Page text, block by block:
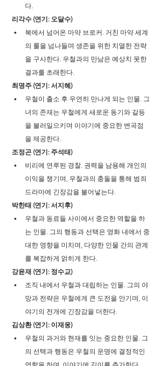
다.
리각수 (연기: 오달수)
북에서 넘어온 마약 브로커. 거친 마약 세계
의 룰을 넘나들며 생존을 위한 치열한 전략
을 구사한다. 우철과의 만남은 예상치 못한
결과를 초래한다.
최명주 (연기: 서지혜)
우철이 출소 후 우연히 만나게 되는 인물. 그
녀의 존재는 우철에게 새로운 동기와 갈등
을 불러일으키며 이야기에 중요한 변곡점
을 제공한다.
조정곤 (연기: 주석태)
비리에 연루된 경찰. 권력을 남용해 개인의
이익을 챙기며, 우철과의 충돌을 통해 범죄
드라마에 긴장감을 불어넣는다.
박한태 (연기: 서지후)
우철과 동료들 사이에서 중요한 역할을 하
는 인물. 그의 행동과 선택은 영화 내에서 중
대한 영향을 미치며, 다양한 인물 간의 관계
를 복잡하게 얽히게 한다.
강윤재 (연기: 정수교)
조직 내에서 우철과 대립하는 인물. 그의 야
망과 전략은 우철에게 큰 도전을 안기며, 이
야기의 전개에 긴장감을 더한다.
김상환 (연기: 이재웅)
우철의 과거와 현재를 잇는 중요한 인물. 그
의 선택과 행동은 우철의 운명에 결정적인